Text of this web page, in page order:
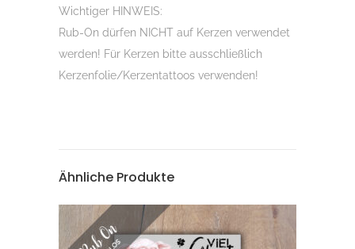
Wichtiger HINWEIS:
Rub-On dürfen NICHT auf Kerzen verwendet
werden! Für Kerzen bitte ausschließlich
Kerzenfolie/Kerzentattoos verwenden!
Ähnliche Produkte